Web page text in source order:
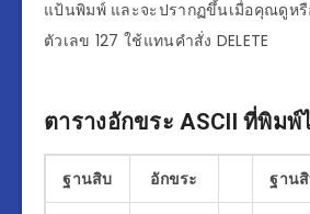
แป้นพิมพ์ และจะปรากฏขึ้นเมื่อคุณดูหรื
ตัวเลข 127 ใช้แทนคำสั่ง DELETE
ตารางอักขระ ASCII ที่พิมพ์
ฐานสิบ อักขระ ฐาน